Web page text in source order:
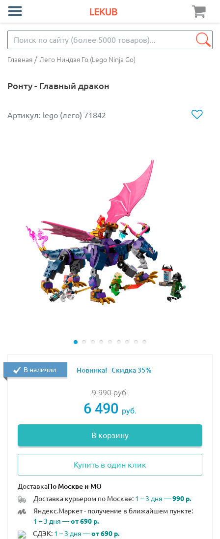
Главная / Лего Ниндзя Го (Lego Ninja Go)
Ронту - Главный дракон
Артикул: lego (лего) 71842
9 990руб.
6 490 руб.
В корзину
Купить в один клик
Доставка
Доставка курьером по Москве: 1 – 3 дня —990 р.
Яндекс.Маркет - получение в ближайшем пункте:
1 – 3 дня —от 690 р.
СДЭК: 1 – 3 дня —от 690 р.
В наличии Новинка! Скидка 35%